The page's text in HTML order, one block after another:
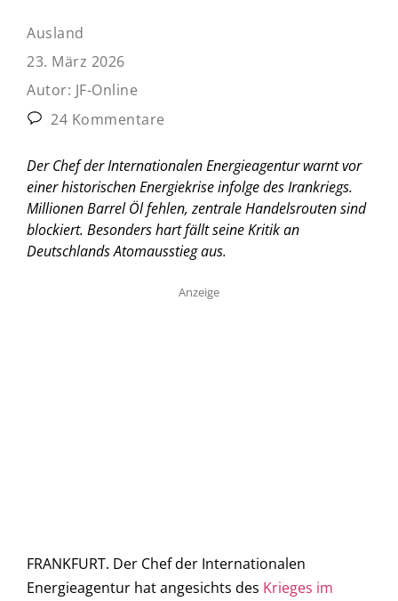
Ausland
23. März 2026
Autor: JF-Online
24 Kommentare
Der Chef der Internationalen Energieagentur warnt vor
einer historischen Energiekrise infolge des Irankriegs.
Millionen Barrel Öl fehlen, zentrale Handelsrouten sind
blockiert. Besonders hart fällt seine Kritik an
Deutschlands Atomausstieg aus.
Anzeige
FRANKFURT. Der Chef der Internationalen
Energieagentur hat angesichts des Krieges im